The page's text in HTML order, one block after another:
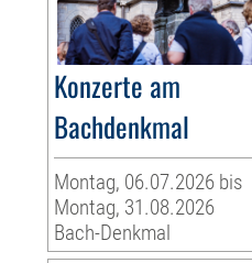
Konzerte am
Bachdenkmal
Montag, 06.07.2026 bis
Montag, 31.08.2026
Bach-Denkmal